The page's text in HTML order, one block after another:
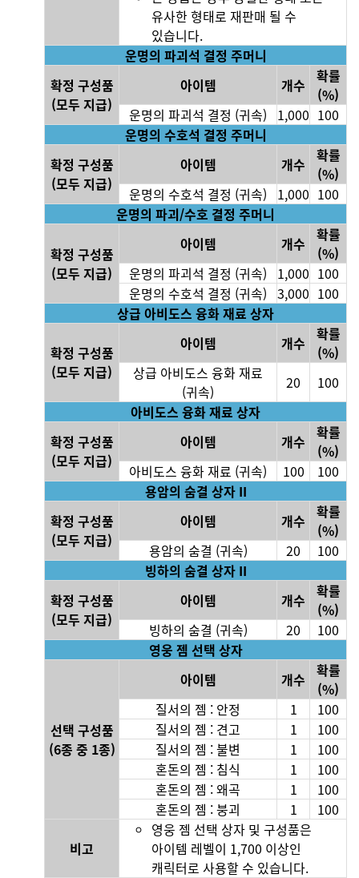
유사한 형태로 재판매 될 수
있습니다.
운명의 파괴석 결정 주머니
확정 구성품
(모두 지급)
아이템 개수
확률
(%)
운명의 파괴석 결정 (귀속)
1,000 100
운명의 수호석 결정 주머니
확정 구성품
(모두 지급)
아이템 개수
확률
(%)
운명의 수호석 결정 (귀속)
1,000 100
운명의 파괴/수호 결정 주머니
확정 구성품
(모두 지급)
아이템 개수
확률
(%)
운명의 파괴석 결정 (귀속)
1,000 100
운명의 수호석 결정 (귀속) 3,000 100
상급 아비도스 융화 재료 상자
확정 구성품
(모두 지급)
아이템 개수
확률
(%)
상급 아비도스 융화 재료
(귀속)
20
100
아비도스 융화 재료 상자
확정 구성품
(모두 지급)
아이템 개수
확률
(%)
아비도스 융화 재료 (귀속)
100
100
용암의 숨결 상자 II
확정 구성품
(모두 지급)
아이템 개수
확률
(%)
용암의 숨결 (귀속)
20
100
빙하의 숨결 상자 II
확정 구성품
(모두 지급)
아이템 개수
확률
(%)
빙하의 숨결 (귀속)
20
100
영웅 젬 선택 상자
선택 구성품
(6종 중 1종)
아이템 개수
확률
(%)
질서의 젬 : 안정
1
100
질서의 젬 : 견고
1
100
질서의 젬 : 불변
1
100
혼돈의 젬 : 침식
1
100
혼돈의 젬 : 왜곡
1
100
혼돈의 젬 : 붕괴
1 100
비고
영웅 젬 선택 상자 및 구성품은
아이템 레벨이 1,700 이상인
캐릭터로 사용할 수 있습니다.